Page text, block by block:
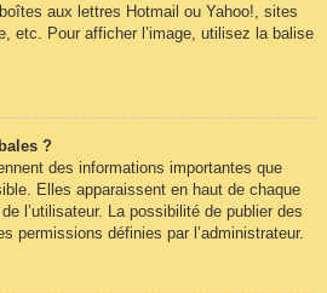
aux lettres Hotmail ou Yahoo!, sites
etc. Pour afficher l’image, utilisez la balise
?
des informations importantes que
Elles apparaissent en haut de chaque
l’utilisateur. La possibilité de publier des
permissions définies par l’administrateur.